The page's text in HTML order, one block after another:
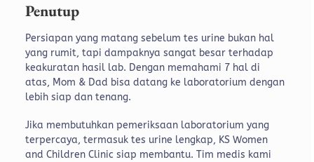
Penutup
Persiapan yang matang sebelum tes urine bukan hal
yang rumit, tapi dampaknya sangat besar terhadap
keakuratan hasil lab. Dengan memahami 7 hal di
atas, Mom & Dad bisa datang ke laboratorium dengan
lebih siap dan tenang.
Jika membutuhkan pemeriksaan laboratorium yang
terpercaya, termasuk tes urine lengkap, KS Women
and Children Clinic siap membantu. Tim medis kami